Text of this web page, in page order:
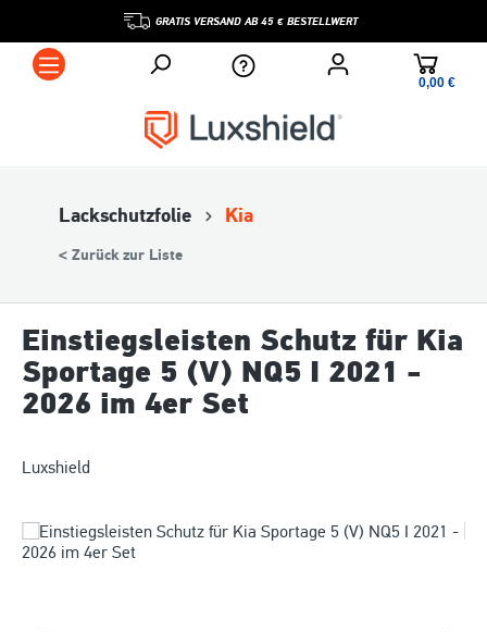
GRATIS VERSAND AB 45 € BESTELLWERT
0,00 €*
Lackschutzfolie Kia
< Zurück zur Liste
Einstiegsleisten Schutz für Kia
Sportage 5 (V) NQ5 I 2021 -
2026 im 4er Set
Luxshield